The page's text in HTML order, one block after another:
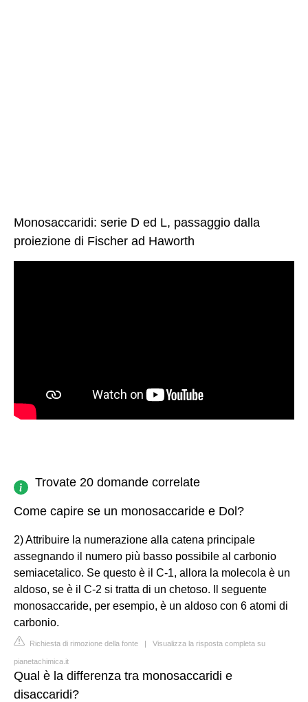
Monosaccaridi: serie D ed L, passaggio dalla
proiezione di Fischer ad Haworth
Trovate 20 domande correlate
Come capire se un monosaccaride e Dol?
2) Attribuire la numerazione alla catena principale
assegnando il numero più basso possibile al carbonio
semiacetalico. Se questo è il C-1, allora la molecola è un
aldoso, se è il C-2 si tratta di un chetoso. Il seguente
monosaccaride, per esempio, è un aldoso con 6 atomi di
carbonio.
Richiesta di rimozione della fonte | Visualizza la risposta completa su
pianetachimica.it
Qual è la differenza tra monosaccaridi e
disaccaridi?